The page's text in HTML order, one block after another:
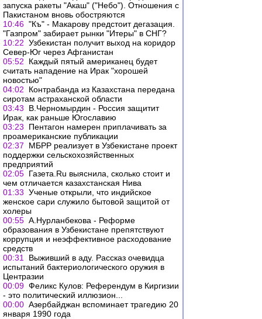
запуска ракеты "Акаш" ("Небо"). Отношения с
Пакистаном вновь обостряются
10:46 "Къ" - Макарову предстоит дегазация.
"Газпром" забирает рынки "Итеры" в СНГ?
10:22 Узбекистан получит выход на коридор
Север-Юг через Афганистан
05:52
Каждый пятый американец будет
считать нападение на Ирак "хорошей
новостью"
04:02
Контрабанда из Казахстана передана
сиротам астраханской области
03:43
В.Черномырдин - Россия защитит
Ирак, как раньше Югославию
03:23
Пентагон намерен приплачивать за
проамериканские публикации
02:37
МБРР реализует в Узбекистане проект
поддержки сельскохозяйственных
предприятий
02:05 Газета.Ru выяснила, сколько стоит и
чем отличается казахстанская Нива
01:33 Ученые открыли, что индийское
женское сари служило бытовой защитой от
холеры
00:55 А.Нурланбекова - Реформе
образования в Узбекистане препятствуют
коррупция и неэффективное расходование
средств
00:31
Выживший в аду. Рассказ очевидца
испытаний бактериологического оружия в
Центразии
00:09 Феликс Кулов: Референдум в Киргизии
- это политический иллюзион...
00:00 Азербайджан вспоминает трагедию 20
января 1990 года